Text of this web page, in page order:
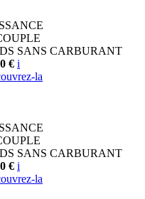
SANS CARBURANT
€ i
la
SANS CARBURANT
€ i
la